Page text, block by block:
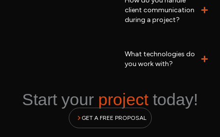
client communication
during a project?
What technologies do
you work with?
Start your projecttoday!
GET A FREE PROPOSAL